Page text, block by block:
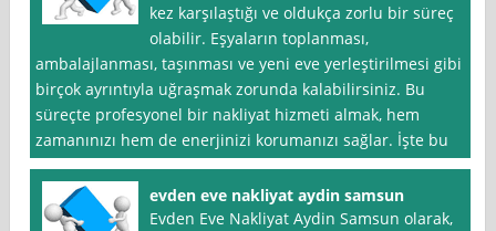
kez karşılaştığı ve oldukça zorlu bir süreç
olabilir. Eşyaların toplanması,
ambalajlanması, taşınması ve yeni eve yerleştirilmesi gibi
birçok ayrıntıyla uğraşmak zorunda kalabilirsiniz. Bu
süreçte profesyonel bir nakliyat hizmeti almak, hem
zamanınızı hem de enerjinizi korumanızı sağlar. İşte bu
evden eve nakliyat aydin samsun
Evden Eve Nakliyat Aydin Samsun olarak,